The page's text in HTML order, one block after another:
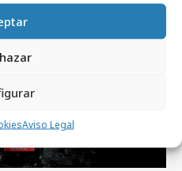
Aviso Legal